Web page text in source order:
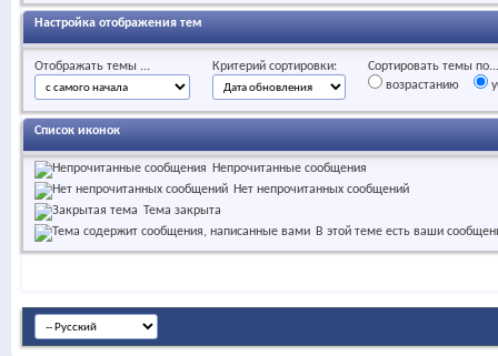
Настройка отображения тем
Отображать темы ... Критерий сортировки:
Сортировать темы по...
возрастанию
Список иконок
Непрочитанные сообщения
Нет непрочитанных сообщений
Тема закрыта
В этой теме есть ваши